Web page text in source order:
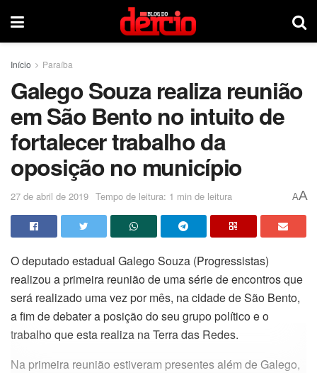
Início Paraíba
Galego Souza realiza reunião
em São Bento no intuito de
fortalecer trabalho da
oposição no município
27 de abril de 2019 Tempo de leitura: 1 min de leitura AA
O deputado estadual Galego Souza (Progressistas)
realizou a primeira reunião de uma série de encontros que
será realizado uma vez por mês, na cidade de São Bento,
a fim de debater a posição do seu grupo político e o
trabalho que esta realiza na Terra das Redes.
Na primeira reunião estiveram presentes além de Galego,